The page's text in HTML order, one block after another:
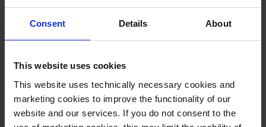
Consent Details About
This website uses cookies
This website uses technically necessary cookies and
marketing cookies to improve the functionality of our
website and our services. If you do not consent to the